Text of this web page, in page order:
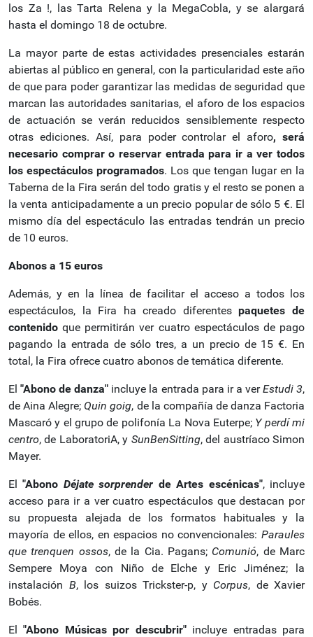
los Za !, las Tarta Relena y la MegaCobla, y se alargará
hasta el domingo 18 de octubre.
La mayor parte de estas actividades presenciales estarán
abiertas al público en general, con la particularidad este año
de que para poder garantizar las medidas de seguridad que
marcan las autoridades sanitarias, el aforo de los espacios
de actuación se verán reducidos sensiblemente respecto
otras ediciones. Así, para poder controlar el aforo, será
necesario comprar o reservar entrada para ir a ver todos
los espectáculos programados. Los que tengan lugar en la
Taberna de la Fira serán del todo gratis y el resto se ponen a
la venta anticipadamente a un precio popular de sólo 5 €. El
mismo día del espectáculo las entradas tendrán un precio
de 10 euros.
Abonos a 15 euros
Además, y en la línea de facilitar el acceso a todos los
espectáculos, la Fira ha creado diferentespaquetes de
contenido que permitirán ver cuatro espectáculos de pago
pagando la entrada de sólo tres, a un precio de 15 €. En
total, la Fira ofrece cuatro abonos de temática diferente.
El"Abono de danza" incluye la entrada para ir a verEstudi 3,
de Aina Alegre; Quin goig, de la compañía de danza Factoria
Mascaró y el grupo de polifonía La Nova Euterpe; Y perdí mi
centro, de LaboratoriA, y SunBenSitting, del austríaco Simon
Mayer.
El"Abono Déjate sorprender de Artes escénicas", incluye
acceso para ir a ver cuatro espectáculos que destacan por
su propuesta alejada de los formatos habituales y la
mayoría de ellos, en espacios no convencionales: Paraules
que trenquen ossos, de la Cia. Pagans; Comunió, de Marc
Sempere Moya con Niño de Elche y Eric Jiménez; la
instalación B, los suizos Trickster-p, y Corpus, de Xavier
Bobés.
El"Abono Músicas por descubrir"incluye entradas para